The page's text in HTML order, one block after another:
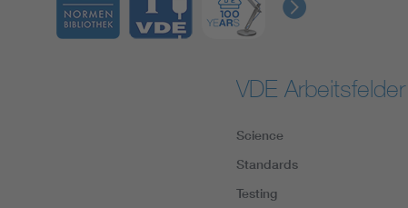
VDE Arbeitsfelder
Science
Standards
Testing